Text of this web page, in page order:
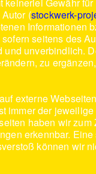
(stockwerk-
Informationen
seitens des
unverbindlich.
zu
externe
immer der
haben wir
erkennbar.
können wir